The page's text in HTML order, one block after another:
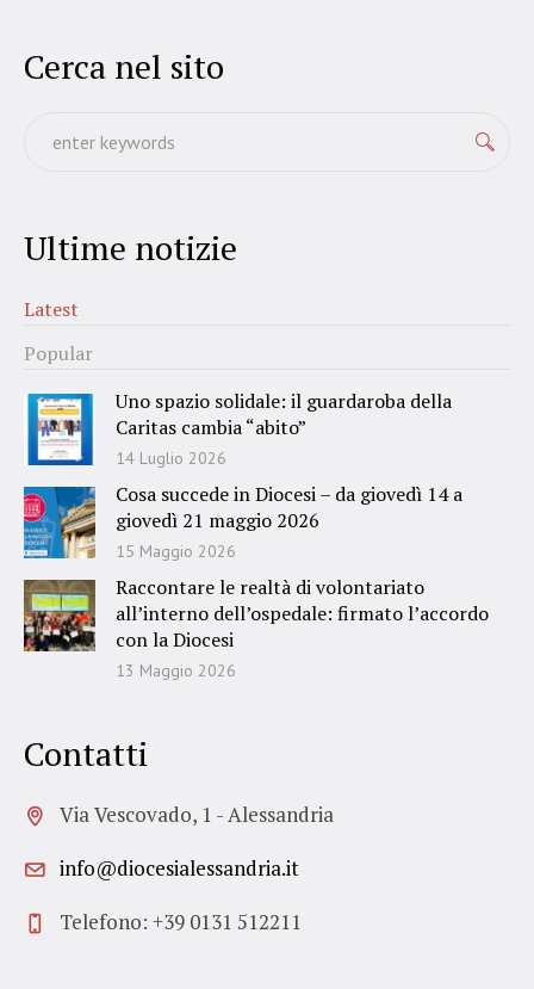
Cerca nel sito
Ultime notizie
Latest
Popular
Uno spazio solidale: il guardaroba della
Caritas cambia “abito”
14 Luglio 2026
Cosa succede in Diocesi – da giovedì 14 a
giovedì 21 maggio 2026
15 Maggio 2026
Raccontare le realtà di volontariato
all’interno dell’ospedale: firmato l’accordo
con la Diocesi
13 Maggio 2026
Contatti
Via Vescovado, 1 - Alessandria
info@diocesialessandria.it
Telefono: +39 0131 512211